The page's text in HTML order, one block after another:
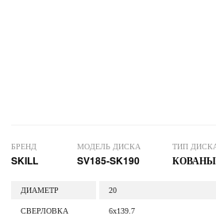
БРЕНД
SKILL
МОДЕЛЬ ДИСКА
SV185-SK190
ТИП
ДИАМЕТР 20
СВЕРЛОВКА 6x139.7